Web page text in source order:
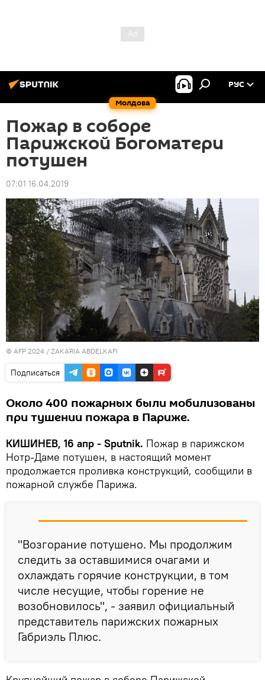
Молдова
РУС
Пожар в соборе
Парижской Богоматери
потушен
07:01 16.04.2019
© AFP 2024 / ZAKARIA ABDELKAFI
Подписаться
Около 400 пожарных были мобилизованы
при тушении пожара в Париже.
КИШИНЕВ, 16 апр - Sputnik. Пожар в парижском
Нотр-Даме потушен, в настоящий момент
продолжается проливка конструкций, сообщили в
пожарной службе Парижа.
"Возгорание потушено. Мы продолжим
следить за оставшимися очагами и
охлаждать горячие конструкции, в том
числе несущие, чтобы горение не
возобновилось", - заявил официальный
представитель парижских пожарных
Габриэль Плюс.